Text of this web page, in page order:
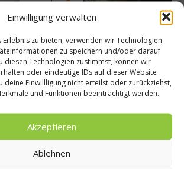
Einwilligung verwalten
zu bieten, verwenden wir Technologien
zu speichern und/oder darauf
diesen Technologien zustimmst, können wir
oder eindeutige IDs auf dieser Website
deine Einwillligung nicht erteilst oder zurückziehst,
und Funktionen beeinträchtigt werden.
Akzeptieren
Ablehnen
Dioxin
wie